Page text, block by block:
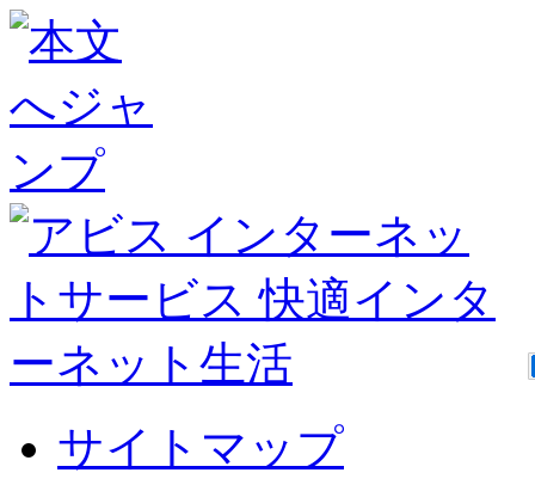
サイトマップ